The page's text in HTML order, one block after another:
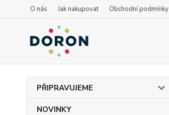
O nás Jak nakupovat Obchodní podmínky
PŘIPRAVUJEME
NOVINKY